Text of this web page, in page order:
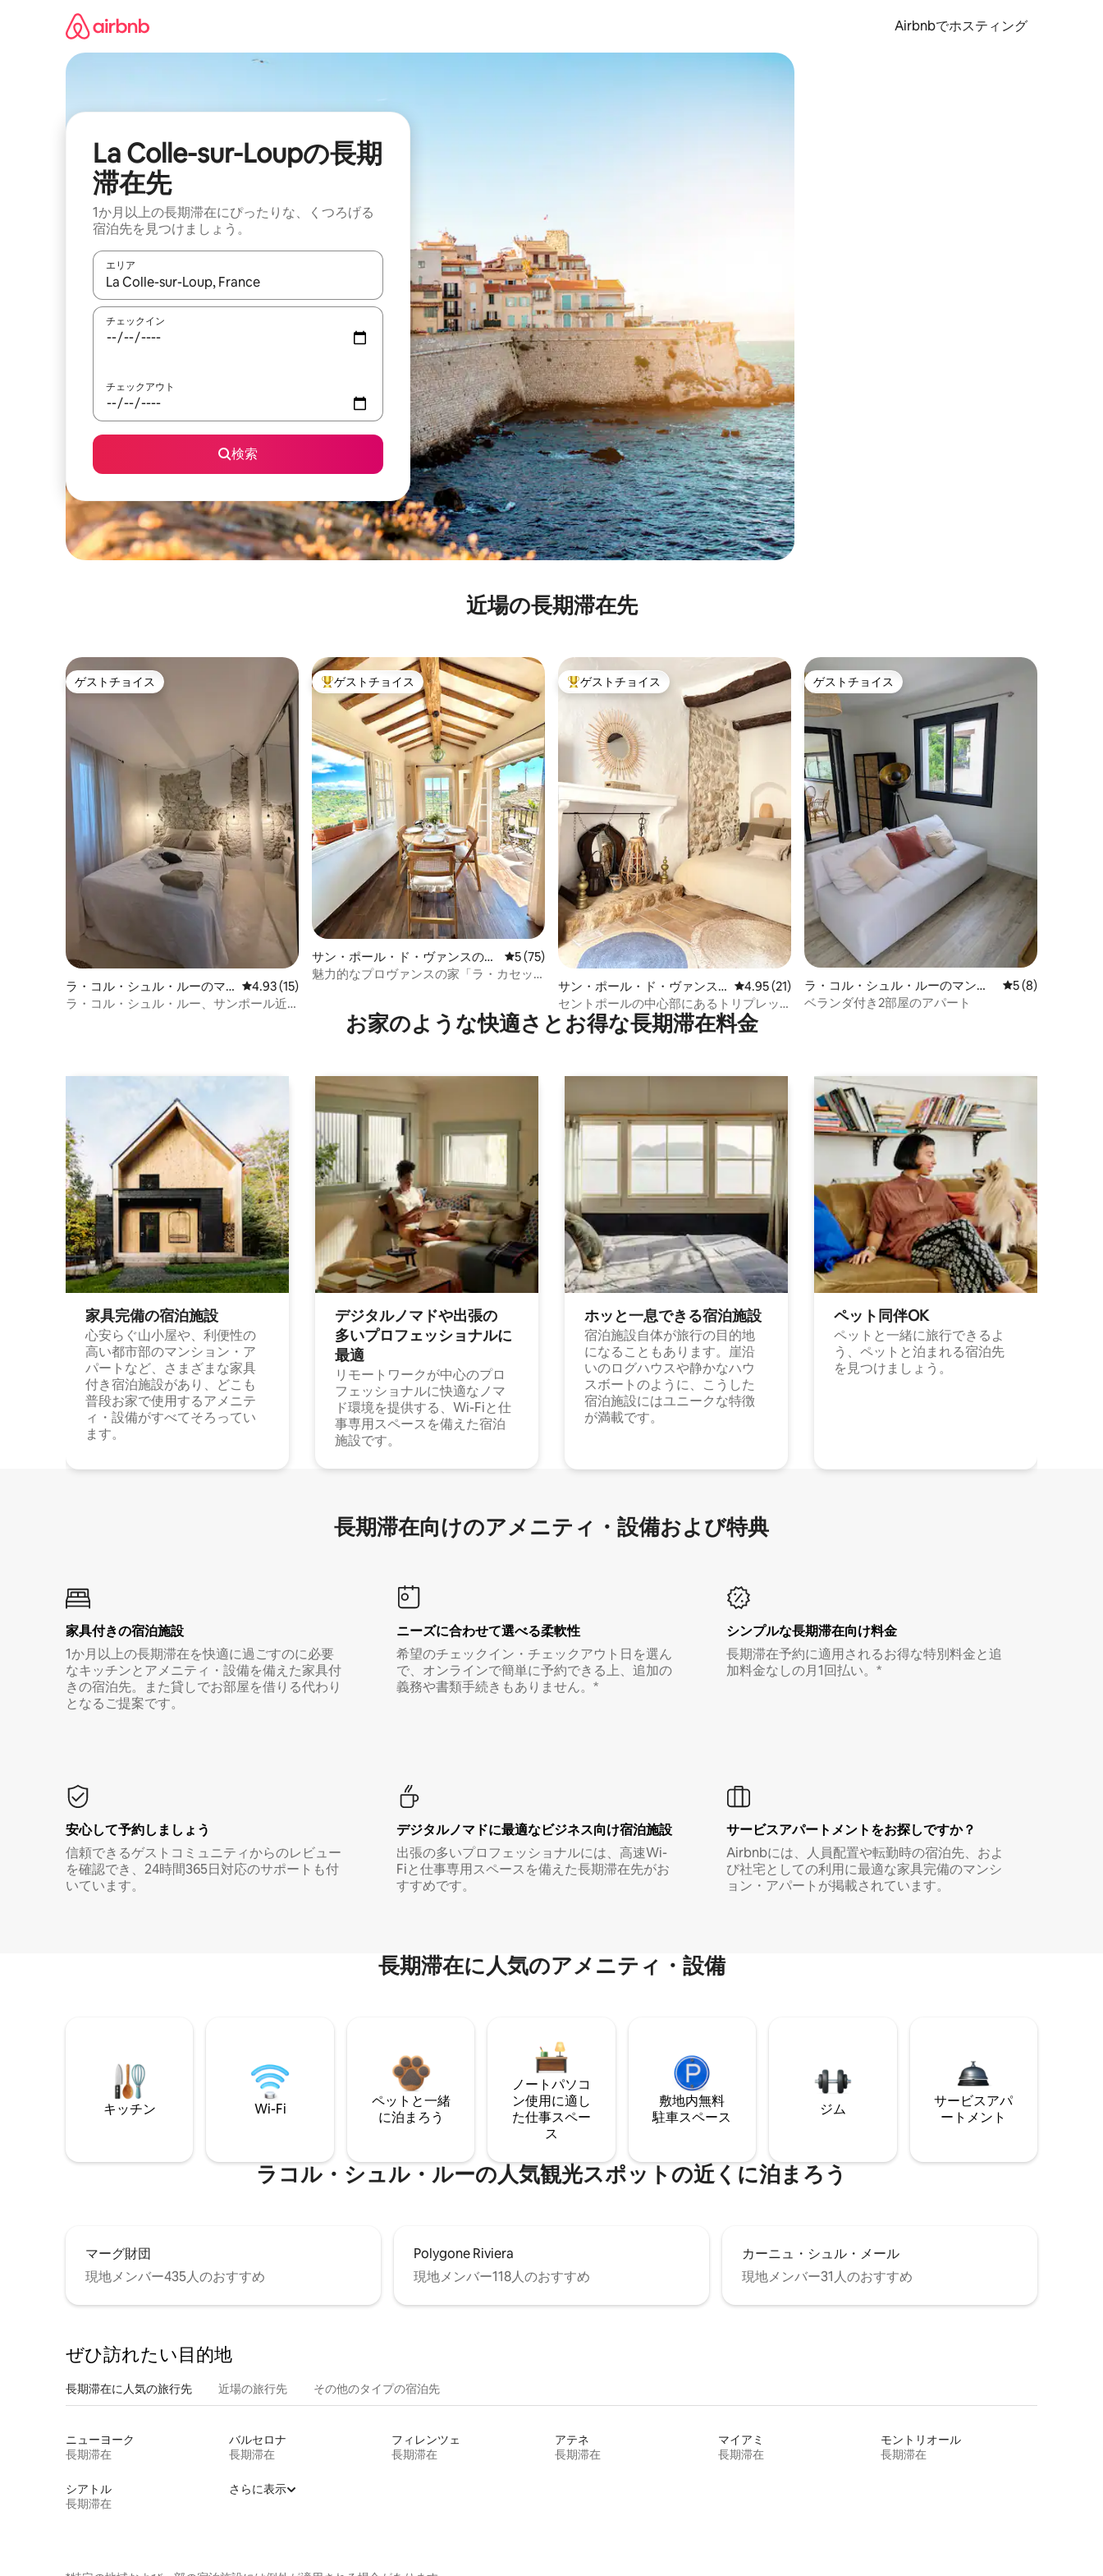
Airbnbでホスティング
La Colle-sur-Loupの長期
滞在先
1か月以上の長期滞在にぴったりな、くつろげる
宿泊先を見つけましょう。
エリア
検索結果が表示されたら、上下の矢印キーを使って移動するか、画面をタッチまたはスワイプして検索結果を確認することができます。
チェックイン
チェックアウト
検索
近場の長期滞在先
ゲストチョイス
ゲストチョイス
ラ・コル・シュル・ルーのマ
ンション・アパート
レビュー15件、5つ星中4.93つ星の平均評価
4.93 (15)
ラ・コル・シュル・ルー、サンポール近
大好評のゲストチョイスです。
ゲストチョイス
サン・ポール・ド・ヴァンスの一
軒家
レビュー75件、5つ星中5つ星の平均評価
5 (75)
魅力的なプロヴァンスの家「ラ・カセッ
大好評のゲストチョイスです。
ゲストチョイス
サン・ポール・ド・ヴァンス
の一軒家
レビュー21件、5つ星中4.95つ星の平均評価
4.95 (21)
セントポールの中心部にあるトリプレッ
クス
ゲストチョイス
ゲストチョイス
ラ・コル・シュル・ルーのマンシ
ョン・アパート
レビュー8件、5
5 (8)
ベランダ付き2部屋のアパート
お家のような快⁠適⁠さ⁠とお⁠得⁠な長⁠期⁠滞⁠在料⁠金
家具完備の宿⁠泊⁠施⁠設
心安らぐ山小屋や、利便性の
高い都市部のマンション・ア
パートなど、さまざまな家具
付き宿泊施設があり、どこも
普段お家で使用するアメニテ
ィ・設備がすべてそろってい
ます。
デジタルノマドや出⁠張⁠の
多⁠いプ⁠ロ⁠フ⁠ェ⁠ッ⁠シ⁠ョ⁠ナ⁠ル⁠に
最⁠適
リモートワークが中心のプロ
フェッショナルに快適なノマ
ド環境を提供する、Wi-Fiと仕
事専用スペースを備えた宿泊
施設です。
ホッと一⁠息⁠で⁠き⁠る宿⁠泊施⁠設
宿泊施設自体が旅行の目的地
になることもあります。崖沿
いのログハウスや静かなハウ
スボートのように、こうした
宿泊施設にはユニークな特徴
が満載です。
ペット同⁠伴OK
ペットと一緒に旅行できるよ
う、ペットと泊まれる宿泊先
を見つけましょう。
長期滞在向け⁠のア⁠メ⁠ニ⁠テ⁠ィ⁠・設⁠備⁠および特⁠典
家具付き⁠の宿⁠泊⁠施⁠設
1か月以上の長期滞在を快適に過ごすのに必要
なキッチンとアメニティ・設備を備えた家具付
きの宿泊先。また貸しでお部屋を借りる代わり
となるご提案です。
ニーズに合わせて選べる柔軟性
希望のチェックイン・チェックアウト日を選ん
で、オンラインで簡単に予約できる上、追加の
義務や書類手続きもありません。*
シンプルな長期滞在向け料金
長期滞在予約に適用されるお得な特別料金と追
加料金なしの月1回払い。*
安心して予約しましょう
信頼できるゲストコミュニティからのレビュー
を確認でき、24時間365日対応のサポートも付
いています。
デジタルノマド⁠に最⁠適⁠なビ⁠ジ⁠ネ⁠ス⁠向⁠け宿⁠泊⁠施⁠設
出張の多いプロフェッショナルには、高速Wi-
Fiと仕事専用スペースを備えた長期滞在先がお
すすめです。
サービスアパートメントをお探しですか？
Airbnbには、人員配置や転勤時の宿泊先、およ
び社宅としての利用に最適な家具完備のマンシ
ョン・アパートが掲載されています。
長期滞在に人気のアメニティ・設備
キッチン Wi-Fi
ペットと一緒
に泊まろう
ノートパソコ
ン使用に適し
た仕事スペー
ス
敷地内無料
駐⁠車ス⁠ペ⁠ー⁠ス
ジム
サービスアパ
ートメント
ラコル・シュル・ルーの人気観光スポットの近くに泊まろう
マーグ財団
現地メンバー435人のおすすめ
Polygone Riviera
現地メンバー118人のおすすめ
カーニュ・シュル・メール
現地メンバー31人のおすすめ
ぜひ訪⁠れ⁠た⁠い目⁠的⁠地
長期滞在に人気の旅行先 近場の旅行先 その他のタ⁠イ⁠プ⁠の宿⁠泊⁠先
ニューヨーク
長期滞在
バルセロナ
長期滞在
フィレンツェ
長期滞在
アテネ
長期滞在
マイアミ
長期滞在
モントリオール
長期滞在
シアトル
長期滞在
さらに表示